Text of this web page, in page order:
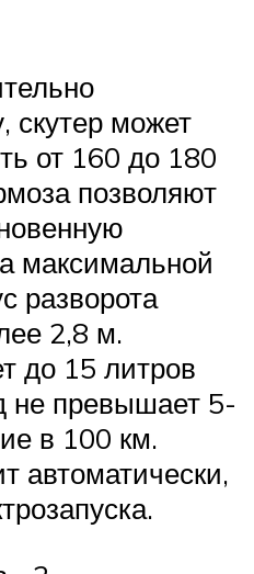
скутер может
от 160 до 180
позволяют
максимальной
разворота
2,8 м.
до 15 литров
не превышает 5-
в 100 км.
автоматически,